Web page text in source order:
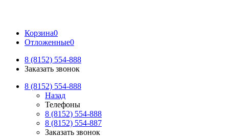
Корзина0
Отложенные0
8 (8152) 554-888
Заказать звонок
8 (8152) 554-888
Назад
Телефоны
8 (8152) 554-888
8 (8152) 554-887
Заказать звонок